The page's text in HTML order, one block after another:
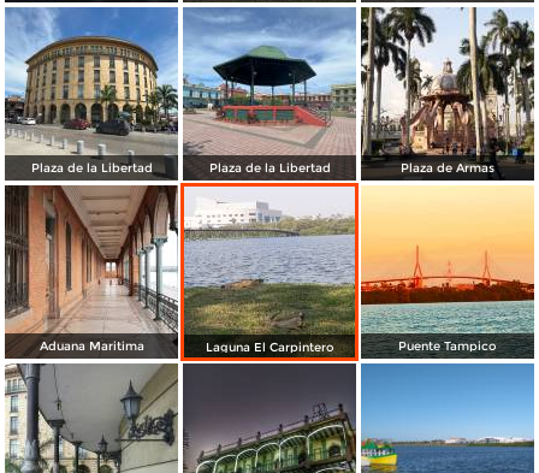
Plaza de la Libertad Plaza de la Libertad Plaza de Armas
Aduana Maritima Laguna El Carpintero Puente Tampico